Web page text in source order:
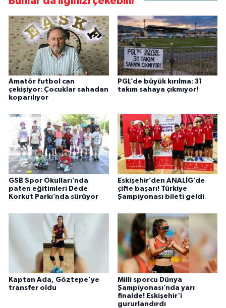
Amatör futbol can
çekişiyor: Çocuklar sahadan
koparılıyor
PGL’de büyük kırılma: 31
takım sahaya çıkmıyor!
GSB Spor Okulları’nda
paten eğitimleri Dede
Korkut Parkı’nda sürüyor
Eskişehir’den ANALİG’de
çifte başarı! Türkiye
Şampiyonası bileti geldi
Kaptan Ada, Göztepe'ye
transfer oldu
Milli sporcu Dünya
Şampiyonası’nda yarı
finalde! Eskişehir'i
gururlandırdı